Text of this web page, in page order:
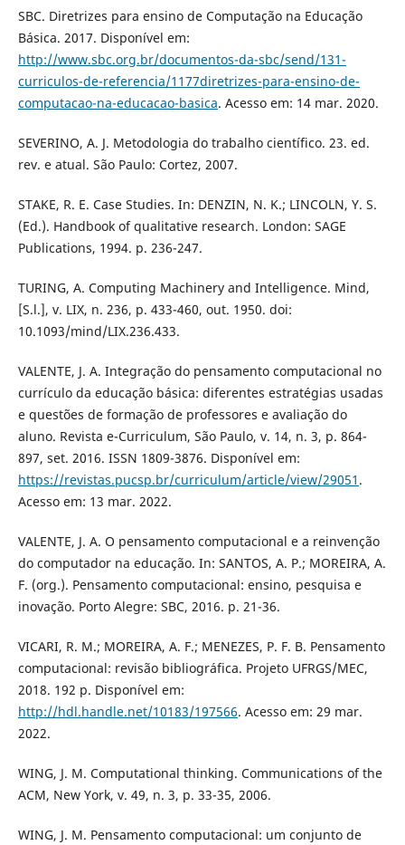
SBC. Diretrizes para ensino de Computação na Educação
Básica. 2017. Disponível em:
http://www.sbc.org.br/documentos-da-sbc/send/131-
curriculos-de-referencia/1177diretrizes-para-ensino-de-
computacao-na-educacao-basica. Acesso em: 14 mar. 2020.
SEVERINO, A. J. Metodologia do trabalho científico. 23. ed.
rev. e atual. São Paulo: Cortez, 2007.
STAKE, R. E. Case Studies. In: DENZIN, N. K.; LINCOLN, Y. S.
(Ed.). Handbook of qualitative research. London: SAGE
Publications, 1994. p. 236-247.
TURING, A. Computing Machinery and Intelligence. Mind,
[S.l.], v. LIX, n. 236, p. 433-460, out. 1950. doi:
10.1093/mind/LIX.236.433.
VALENTE, J. A. Integração do pensamento computacional no
currículo da educação básica: diferentes estratégias usadas
e questões de formação de professores e avaliação do
aluno. Revista e-Curriculum, São Paulo, v. 14, n. 3, p. 864-
897, set. 2016. ISSN 1809-3876. Disponível em:
https://revistas.pucsp.br/curriculum/article/view/29051 .
Acesso em: 13 mar. 2022.
VALENTE, J. A. O pensamento computacional e a reinvenção
do computador na educação. In: SANTOS, A. P.; MOREIRA, A.
F. (org.). Pensamento computacional: ensino, pesquisa e
inovação. Porto Alegre: SBC, 2016. p. 21-36.
VICARI, R. M.; MOREIRA, A. F.; MENEZES, P. F. B. Pensamento
computacional: revisão bibliográfica. Projeto UFRGS/MEC,
2018. 192 p. Disponível em:
http://hdl.handle.net/10183/197566. Acesso em: 29 mar.
2022.
WING, J. M. Computational thinking. Communications of the
ACM, New York, v. 49, n. 3, p. 33-35, 2006.
WING, J. M. Pensamento computacional: um conjunto de